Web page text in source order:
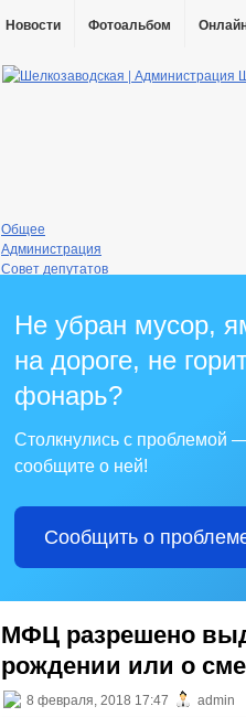
Новости Фотоальбом
Общее
Администрация
Совет депутатов
Бюджет
Прием граждан
Не убран мусор,
на дороге, не
фонарь?
Столкнулись с проблемой
сообщите о ней!
Сообщить о
МФЦ разрешено
рождении или о
8 февраля, 2018 17:47 admin